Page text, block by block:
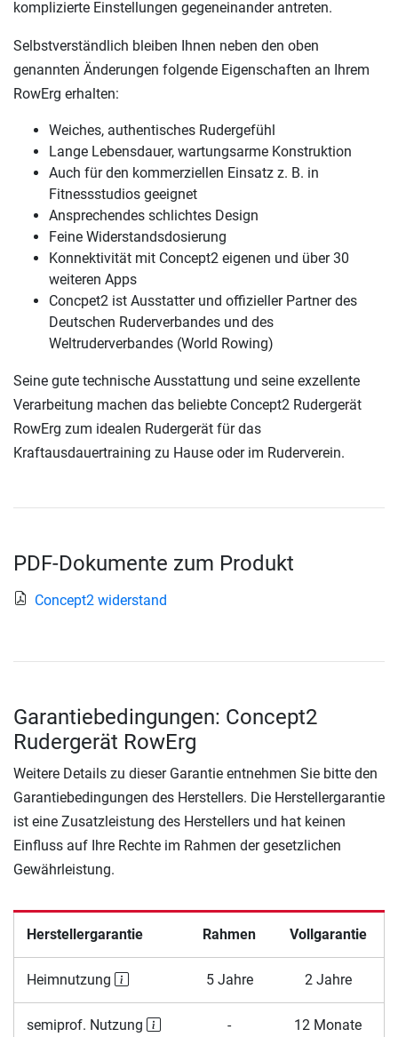
komplizierte Einstellungen gegeneinander antreten.
Selbstverständlich bleiben Ihnen neben den oben
genannten Änderungen folgende Eigenschaften an Ihrem
RowErg erhalten:
Weiches, authentisches Rudergefühl
Lange Lebensdauer, wartungsarme Konstruktion
Auch für den kommerziellen Einsatz z. B. in
Fitnessstudios geeignet
Ansprechendes schlichtes Design
Feine Widerstandsdosierung
Konnektivität mit Concept2 eigenen und über 30
weiteren Apps
Concpet2 ist Ausstatter und offizieller Partner des
Deutschen Ruderverbandes und des
Weltruderverbandes (World Rowing)
Seine gute technische Ausstattung und seine exzellente
Verarbeitung machen das beliebte Concept2 Rudergerät
RowErg zum idealen Rudergerät für das
Kraftausdauertraining zu Hause oder im Ruderverein.
PDF-Dokumente zum Produkt
Concept2 widerstand
Garantiebedingungen: Concept2
Rudergerät RowErg
Weitere Details zu dieser Garantie entnehmen Sie bitte den
Garantiebedingungen des Herstellers. Die Herstellergarantie
ist eine Zusatzleistung des Herstellers und hat keinen
Einfluss auf Ihre Rechte im Rahmen der gesetzlichen
Gewährleistung.
Herstellergarantie Rahmen Vollgarantie
Heimnutzung 5 Jahre 2 Jahre
semiprof. Nutzung - 12 Monate